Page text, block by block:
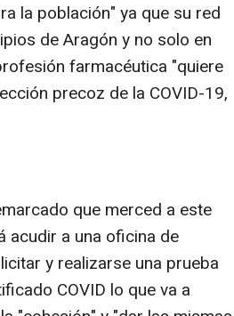
la población" ya que su red
de Aragón y no solo en
farmacéutica "quiere
precoz de la COVID-19,
que merced a este
acudir a una oficina de
y realizarse una prueba
COVID lo que va a